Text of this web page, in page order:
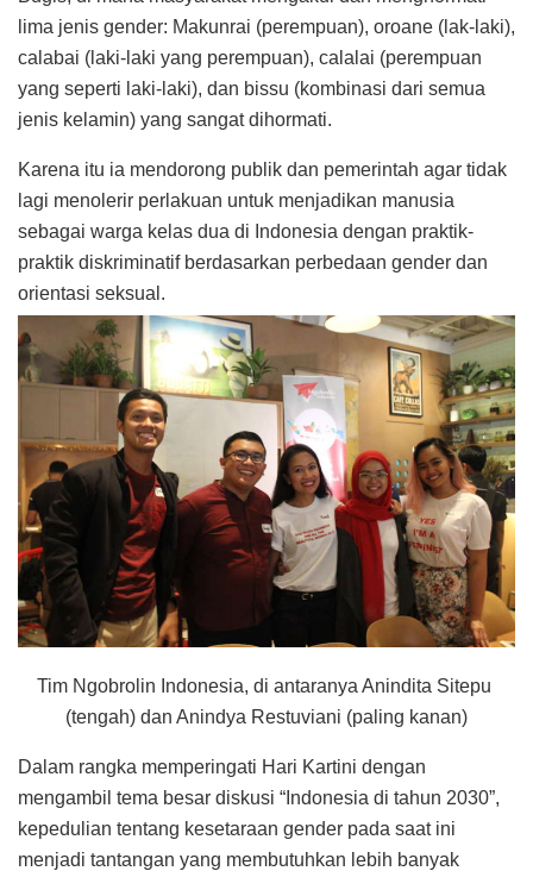
lima jenis gender: Makunrai (perempuan), oroane (lak-laki),
calabai (laki-laki yang perempuan), calalai (perempuan
yang seperti laki-laki), dan bissu (kombinasi dari semua
jenis kelamin) yang sangat dihormati.
Karena itu ia mendorong publik dan pemerintah agar tidak
lagi menolerir perlakuan untuk menjadikan manusia
sebagai warga kelas dua di Indonesia dengan praktik-
praktik diskriminatif berdasarkan perbedaan gender dan
orientasi seksual.
Tim Ngobrolin Indonesia, di antaranya Anindita Sitepu
(tengah) dan Anindya Restuviani (paling kanan)
Dalam rangka memperingati Hari Kartini dengan
mengambil tema besar diskusi “Indonesia di tahun 2030”,
kepedulian tentang kesetaraan gender pada saat ini
menjadi tantangan yang membutuhkan lebih banyak